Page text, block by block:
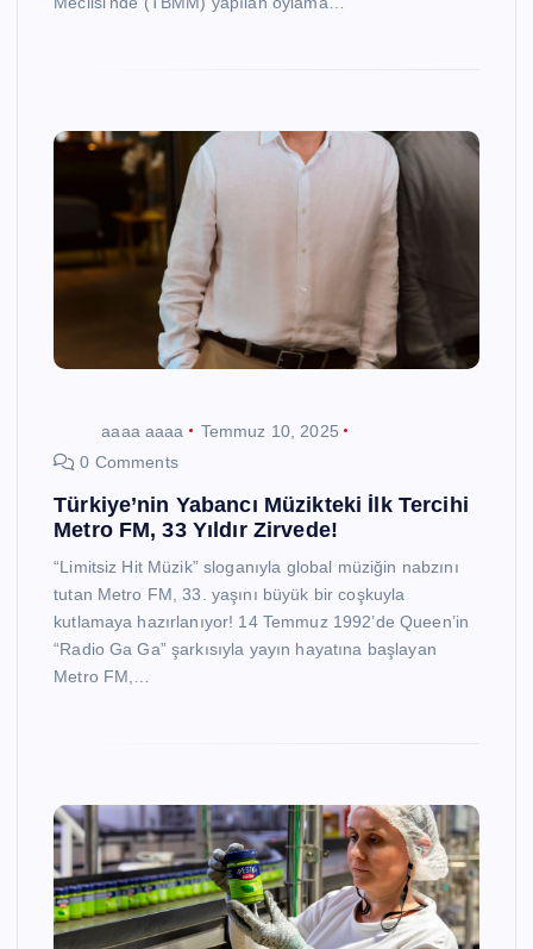
aaaa aaaa
Temmuz 10, 2025
0 Comments
Türkiye’nin Yabancı Müzikteki İlk Tercihi
Metro FM, 33 Yıldır Zirvede!
“Limitsiz Hit Müzik” sloganıyla global müziğin nabzını
tutan Metro FM, 33. yaşını büyük bir coşkuyla
kutlamaya hazırlanıyor! 14 Temmuz 1992’de Queen’in
“Radio Ga Ga” şarkısıyla yayın hayatına başlayan
Metro FM,…